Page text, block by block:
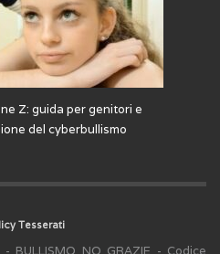
Z: guida per genitori e
del cyberbullismo
Tesserati
NO GRAZIE - Codice